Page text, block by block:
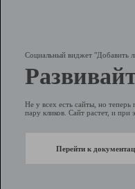
Социальный виджет "Добавить
Не у всех есть сайты, но
пару кликов. Сайт растет, и
Перейти к